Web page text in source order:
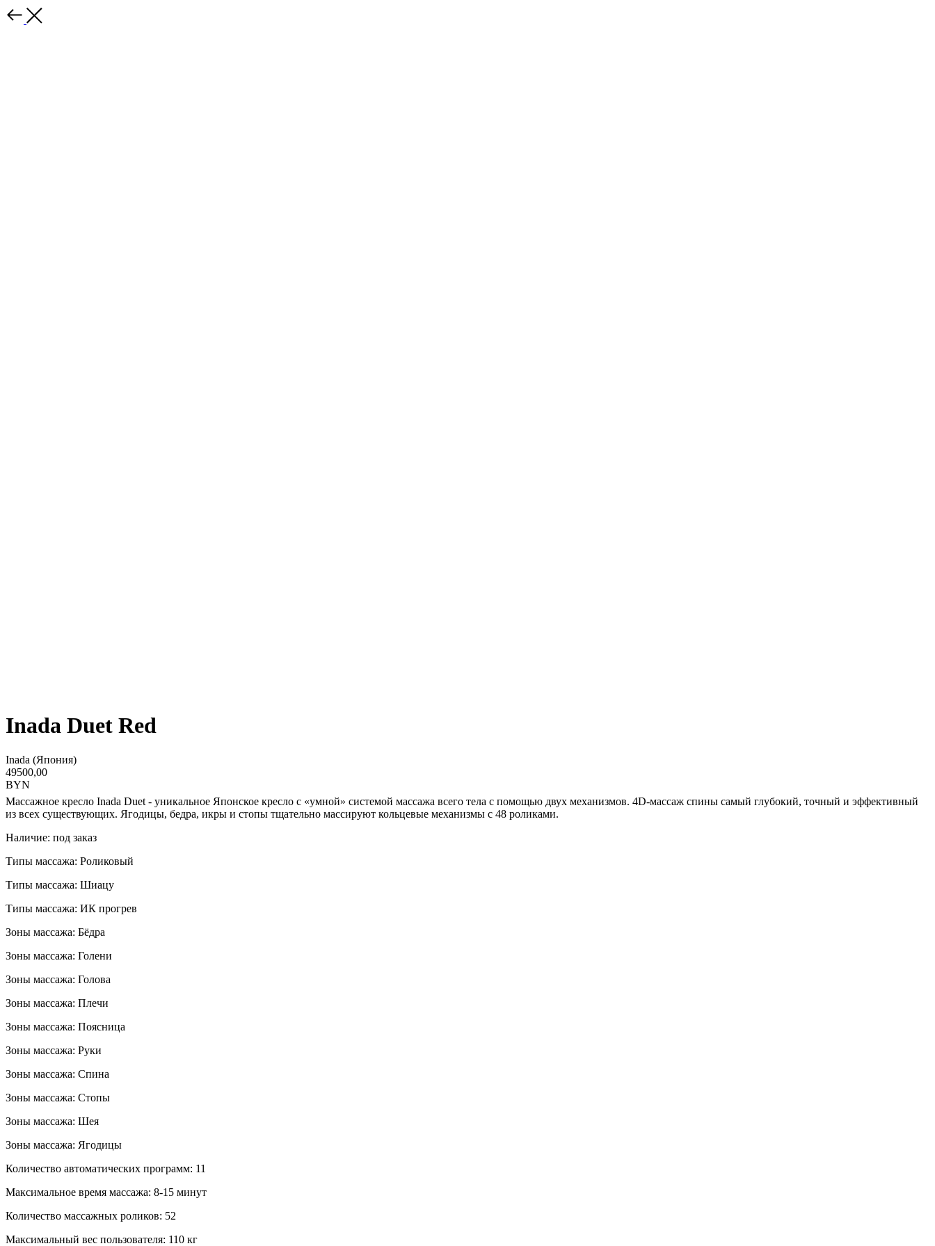
Inada Duet Red
Inada (Япония)
49500,00
BYN
Массажное кресло Inada Duet - уникальное Японское кресло с «умной» системой массажа всего тела с помощью двух механизмов. 4D-массаж спины самый глубокий, точный и эффективный
из всех существующих. Ягодицы, бедра, икры и стопы тщательно массируют кольцевые механизмы с 48 роликами.
Наличие: под заказ
Типы массажа: Роликовый
Типы массажа: Шиацу
Типы массажа: ИК прогрев
Зоны массажа: Бёдра
Зоны массажа: Голени
Зоны массажа: Голова
Зоны массажа: Плечи
Зоны массажа: Поясница
Зоны массажа: Руки
Зоны массажа: Спина
Зоны массажа: Стопы
Зоны массажа: Шея
Зоны массажа: Ягодицы
Количество автоматических программ: 11
Максимальное время массажа: 8-15 минут
Количество массажных роликов: 52
Максимальный вес пользователя: 110 кг